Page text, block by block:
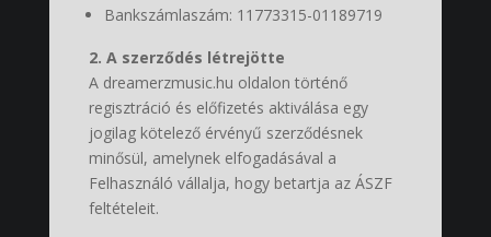
Bankszámlaszám: 11773315-01189719
2. A szerződés létrejötte
A dreamerzmusic.hu oldalon történő
regisztráció és előfizetés aktiválása egy
jogilag kötelező érvényű szerződésnek
minősül, amelynek elfogadásával a
Felhasználó vállalja, hogy betartja az ÁSZF
feltételeit.